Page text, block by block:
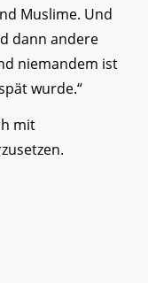
Muslime. Und
dann andere
niemandem ist
wurde.“
mit